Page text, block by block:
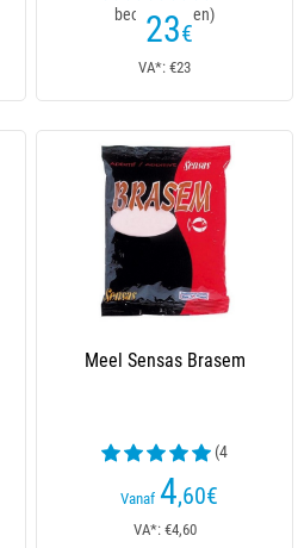
beoordelingen)
23€
VA*: €23
Meel Sensas Brasem
(4
beoordelingen)
Vanaf 4,60€
VA*: €4,60